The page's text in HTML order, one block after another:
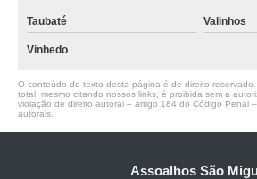
Taubaté Valinhos
Vinhedo
O conteúdo do texto desta página é de direito
total, mesmo citando nossos links, é proibida sem a
violação de direito autoral – artigo 184 do Código Penal –
autorais
Assoalhos São